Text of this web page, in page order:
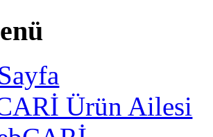
Ürün Ailesi